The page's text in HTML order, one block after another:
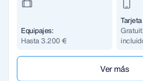
Equipajes:
Hasta 3.200 €
Ver m´ás